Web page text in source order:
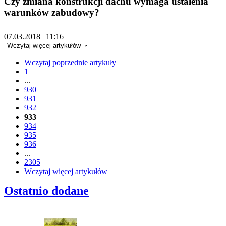
warunków zabudowy?
07.03.2018 | 11:16
Wczytaj więcej artykułów
Wczytaj poprzednie artykuły
1
...
930
931
932
933
934
935
936
...
2305
Wczytaj więcej artykułów
Ostatnio dodane